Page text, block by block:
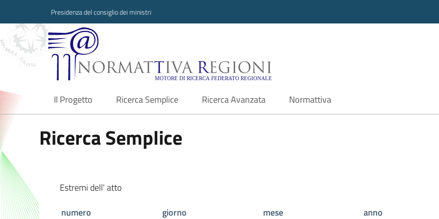
Presidenza del consiglio dei ministri
Normattiva Regioni - Motore di ricerca
Il Progetto
current Ricerca Semplice Ricerca Avanzata Normattiva
Ricerca Semplice
Estremi dell' atto
numero
giorno mese
anno